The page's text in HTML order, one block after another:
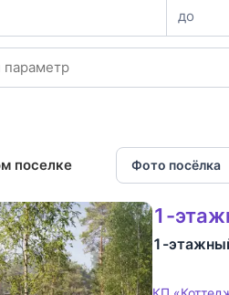
до
поселке Фото посёлка
1-
1-